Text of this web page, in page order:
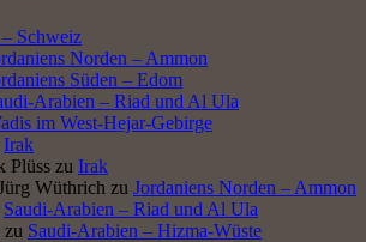
Schweiz
Norden – Ammon
Süden – Edom
Arabien – Riad und Al Ula
im West-Hejar-Gebirge
Irak
Plüss zu Irak
Wüthrich zu Jordaniens Norden – Ammon
Saudi-Arabien – Riad und Al Ula
zu Saudi-Arabien – Hizma-Wüste